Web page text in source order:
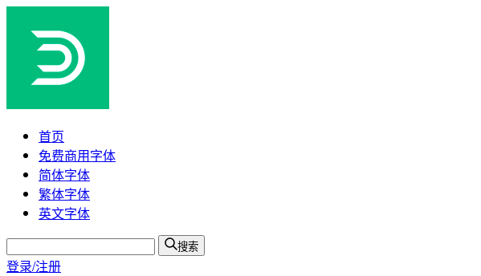
首页
免费商用字体
简体字体
繁体字体
英文字体
搜索
登录/注册